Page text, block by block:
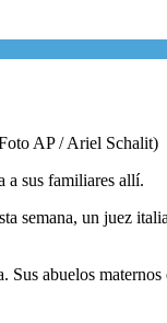
AP / Ariel Schalit)
a sus familiares allí.
semana, un juez
abuelos maternos